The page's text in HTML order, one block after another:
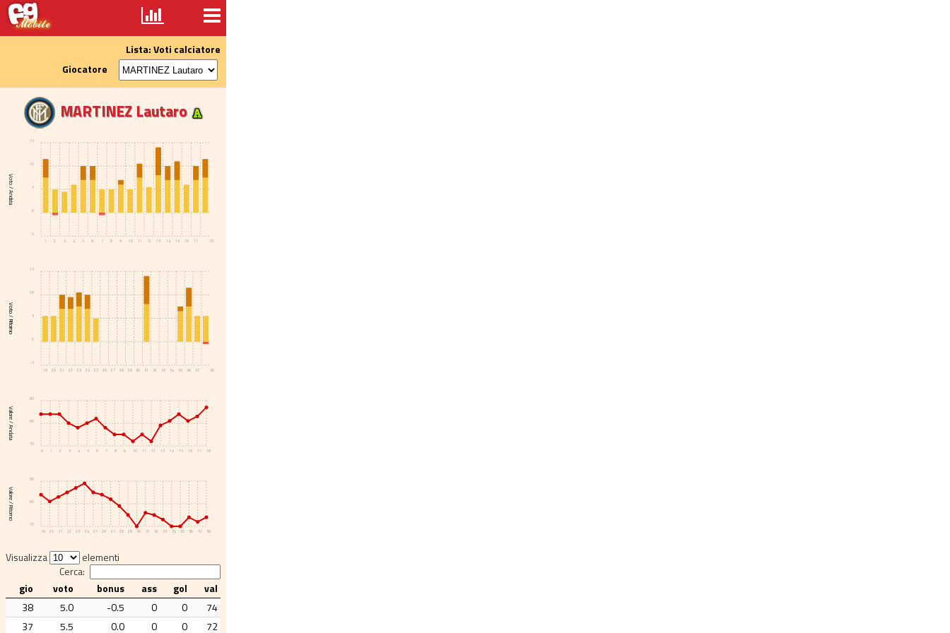
Lista: Voti calciatore
Giocatore
MARTINEZ Lautaro
Voto / Andata
1 2 3 4 5 6 7 8 9 10 11 12 13 14 15 16 17 18
-5
0
5
10
15
Voto / Ritorno
19 20 21 22 23 24 25 26 27 28 29 30 31 32 33 34 35 36 37 38
-5
0
5
10
15
Valore / Andata
0 1 2 3 4 5 6 7 8 9 10 11 12 13 14 15 16 17 18
70
80
90
Valore / Ritorno
19 20 21 22 23 24 25 26 27 28 29 30 31 32 33 34 35 36 37 38
70
80
90
Visualizza
elementi
Cerca:
gio
voto bonus ass gol
val
38
5.0 -0.5 0 0
74
37
5.5 0.0 0 0 72